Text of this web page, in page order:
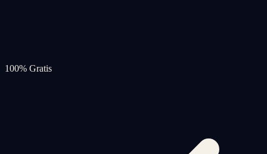
100% Gratis